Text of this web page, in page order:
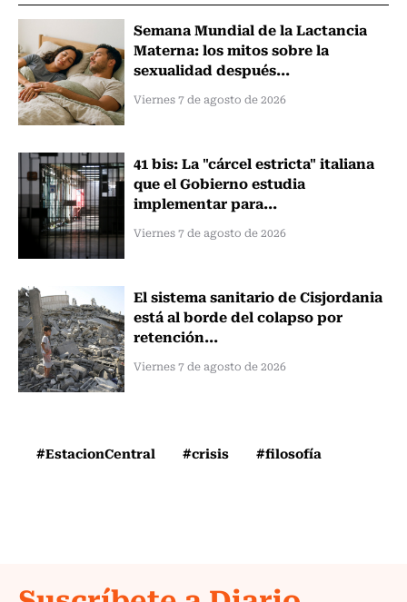
Semana Mundial de la Lactancia
Materna: los mitos sobre la
sexualidad después...
Viernes 7 de agosto de 2026
41 bis: La "cárcel estricta" italiana
que el Gobierno estudia
implementar para...
Viernes 7 de agosto de 2026
El sistema sanitario de Cisjordania
está al borde del colapso por
retención...
Viernes 7 de agosto de 2026
#EstacionCentral #crisis #filosofía